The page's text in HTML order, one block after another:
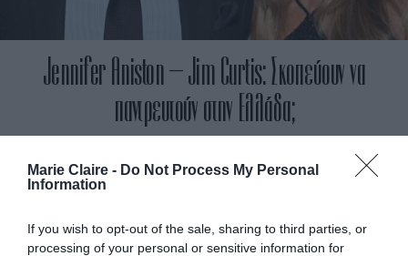
Marie Claire - Do Not Process My Personal
Information
If you wish to opt-out of the sale, sharing to third parties, or
processing of your personal or sensitive information for
Jennifer Aniston – Jim Curtis: Σκοπεύουν να
παντρευτούν στην Ελλάδα;
ADVERTISEMENT - CONTINUE READING BELOW